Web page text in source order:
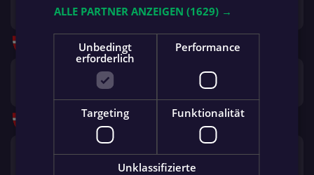
SC Mannswörth
2. Landesliga Runde 6
Ticker frei
Runde 7
16:00
ALLE PARTNER ANZEIGEN(1629) →
Unbedingt
erforderlich
Performance
Targeting Funktionalität
Unklassifizierte